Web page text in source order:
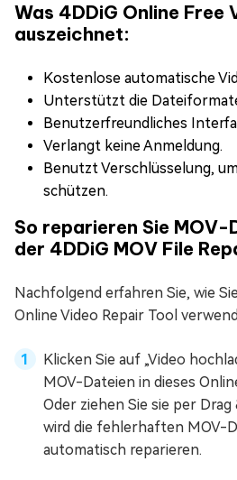
Was 4DDiG Online Free
auszeichnet:
Kostenlose automatische
Unterstützt die
Benutzerfreundliches
Verlangt keine Anmeldung.
Benutzt Verschlüsselung,
schützen.
So reparieren Sie MOV-
der 4DDiG MOV File
Nachfolgend erfahren Sie, wie
Online Video Repair Tool
Klicken Sie auf „Video
MOV-Dateien in dieses
Oder ziehen Sie sie per Drag
wird die fehlerhaften MOV-
automatisch reparieren.